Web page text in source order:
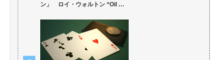
ン」 ロイ・ウォルトン “Oil …